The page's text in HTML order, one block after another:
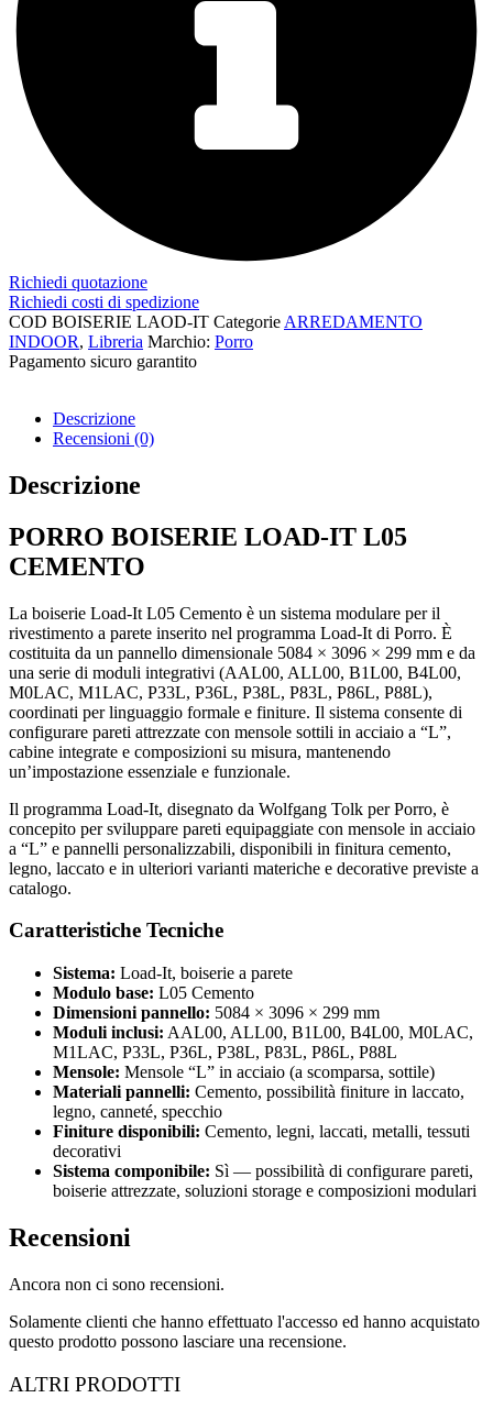
Richiedi quotazione
Richiedi costi di spedizione
COD BOISERIE LAOD-IT Categorie ARREDAMENTO
INDOOR, Libreria Marchio: Porro
Pagamento sicuro garantito​
Descrizione
Recensioni (0)
Descrizione
PORRO BOISERIE LOAD-IT L05
CEMENTO
La boiserie Load-It L05 Cemento è un sistema modulare per il
rivestimento a parete inserito nel programma Load-It di Porro. È
costituita da un pannello dimensionale 5084 × 3096 × 299 mm e da
una serie di moduli integrativi (AAL00, ALL00, B1L00, B4L00,
M0LAC, M1LAC, P33L, P36L, P38L, P83L, P86L, P88L),
coordinati per linguaggio formale e finiture. Il sistema consente di
configurare pareti attrezzate con mensole sottili in acciaio a “L”,
cabine integrate e composizioni su misura, mantenendo
un’impostazione essenziale e funzionale.
Il programma Load-It, disegnato da Wolfgang Tolk per Porro, è
concepito per sviluppare pareti equipaggiate con mensole in acciaio
a “L” e pannelli personalizzabili, disponibili in finitura cemento,
legno, laccato e in ulteriori varianti materiche e decorative previste a
catalogo.
Caratteristiche Tecniche
Sistema: Load-It, boiserie a parete
Modulo base: L05 Cemento
Dimensioni pannello: 5084 × 3096 × 299 mm
Moduli inclusi: AAL00, ALL00, B1L00, B4L00, M0LAC,
M1LAC, P33L, P36L, P38L, P83L, P86L, P88L
Mensole: Mensole “L” in acciaio (a scomparsa, sottile)
Materiali pannelli: Cemento, possibilità finiture in laccato,
legno, canneté, specchio
Finiture disponibili: Cemento, legni, laccati, metalli, tessuti
decorativi
Sistema componibile: Sì — possibilità di configurare pareti,
boiserie attrezzate, soluzioni storage e composizioni modulari
Recensioni
Ancora non ci sono recensioni.
Solamente clienti che hanno effettuato l'accesso ed hanno acquistato
questo prodotto possono lasciare una recensione.
ALTRI PRODOTTI